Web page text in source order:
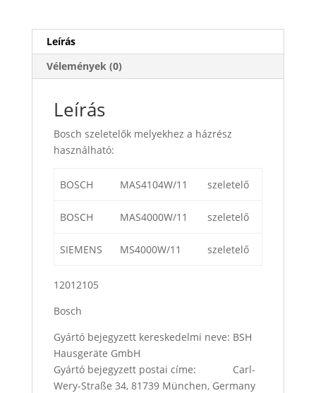
Leírás
Vélemények (0)
Leírás
Bosch szeletelők melyekhez a házrész
használható:
BOSCH MAS4104W/11 szeletelő
BOSCH MAS4000W/11 szeletelő
SIEMENS MS4000W/11 szeletelő
12012105
Bosch
Gyártó bejegyzett kereskedelmi neve: BSH
Hausgeräte GmbH
Gyártó bejegyzett postai címe: Carl-
Wery-Straße 34, 81739 München, Germany